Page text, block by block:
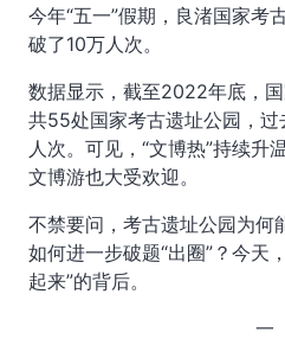
今年“五一”假期，良渚国家考
破了10万人次。
数据显示，截至2022年底，
共55处国家考古遗址公园，
人次。可见，“文博热”持续升
文博游也大受欢迎。
不禁要问，考古遗址公园为何
如何进一步破题“出圈”？今天
起来”的背后。
一